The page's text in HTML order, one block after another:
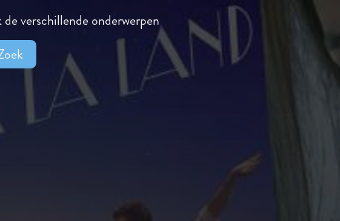
verschillende onderwerpen